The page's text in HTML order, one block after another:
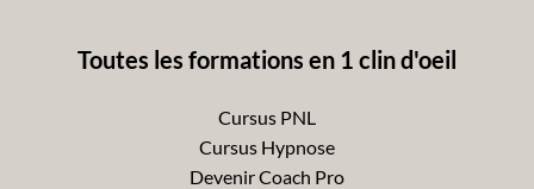
Toutes les formations en 1 clin d'oeil
Cursus PNL
Cursus Hypnose
Devenir Coach Pro